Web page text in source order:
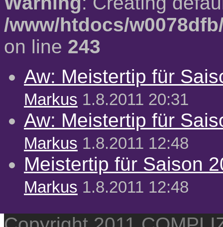
/www/htdocs/
on line 243
Aw: Meistertip für
Markus 1.8.2011 20:31
Aw: Meistertip für
Markus 1.8.2011 12:48
Meistertip für Saison
Markus 1.8.2011 12:48